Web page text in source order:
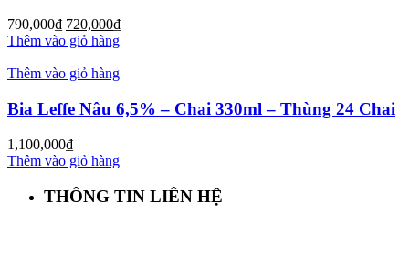
790,000₫ 720,000₫
Thêm vào giỏ hàng
Thêm vào giỏ hàng
Bia Leffe Nâu 6,5% – Chai 330ml – Thùng 24 Chai
1,100,000₫
Thêm vào giỏ hàng
THÔNG TIN LIÊN HỆ